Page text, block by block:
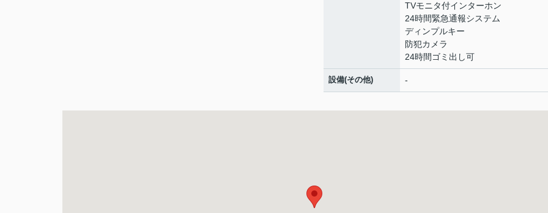
TVモニタ付インターホン
24時間緊急通報システム
ディンプルキー
防犯カメラ
24時間ゴミ出し可
設備(その他) -